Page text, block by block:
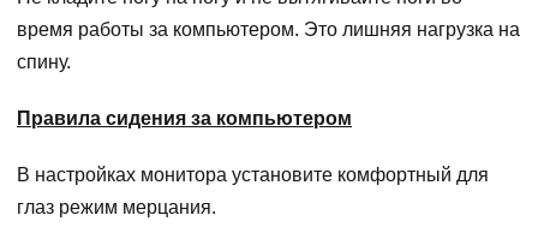
время работы за компьютером. Это лишняя нагрузка на
спину.
Правила сидения за компьютером
В настройках монитора установите комфортный для
глаз режим мерцания.